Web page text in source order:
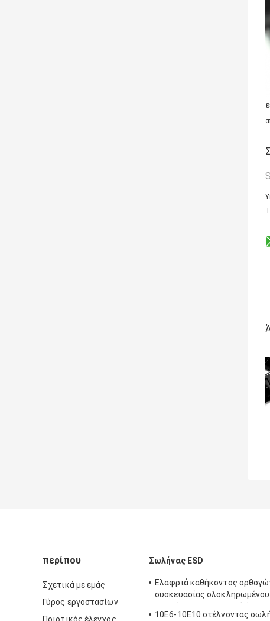
περίπου
Σχετικά με εμάς
Γύρος εργοστασίων
Ποιοτικός έλεγχος
Σωλήνας ESD
Ελαφριά καθήκοντος
συσκευασίας ολοκληρωμένου
κυκλώματος πλαστική
10E6-10E10 στέλνοντας